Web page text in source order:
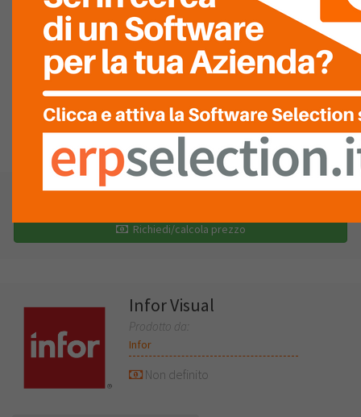
RAPPORTO
QUALITÀ/PREZZO
LISTARECENSIONI (0)
Richiedi/calcola prezzo
Infor Visual
Prodotto da:
Infor
Non definito